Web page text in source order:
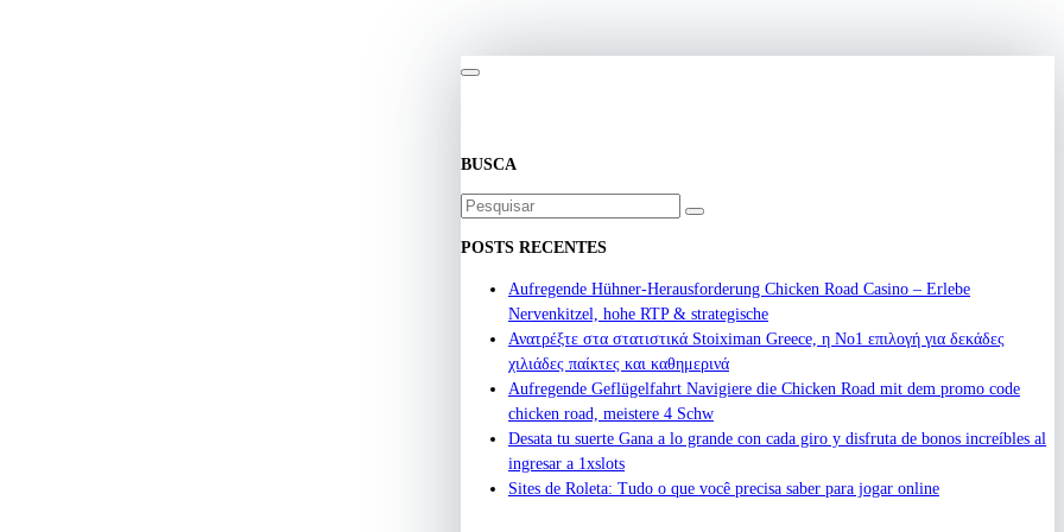
BUSCA
Buscar
POSTS RECENTES
Aufregende Hühner-Herausforderung Chicken Road Casino – Erlebe
Nervenkitzel, hohe RTP & strategische
Ανατρέξτε στα στατιστικά Stoiximan Greece, η Νο1 επιλογή για δεκάδες
χιλιάδες παίκτες και καθημερινά
Aufregende Geflügelfahrt Navigiere die Chicken Road mit dem promo code
chicken road, meistere 4 Schw
Desata tu suerte Gana a lo grande con cada giro y disfruta de bonos increíbles al
ingresar a 1xslots
Sites de Roleta: Tudo o que você precisa saber para jogar online